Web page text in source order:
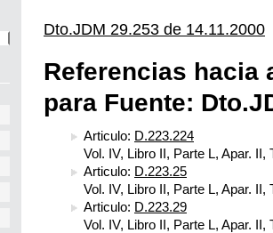
Dto.JDM 29.253 de 14.11.2000
Referencias hacia
para Fuente:
Articulo: D.223.224
Vol. IV, Libro II, Parte L, Apar.
Articulo: D.223.25
Vol. IV, Libro II, Parte L, Apar.
Articulo: D.223.29
Vol. IV, Libro II, Parte L, Apar.